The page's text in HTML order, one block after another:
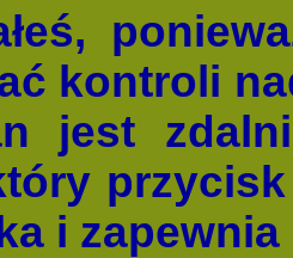
kontroli
jest
i